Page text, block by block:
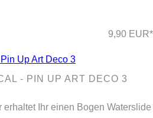
9,90 EUR*
- PIN UP ART DECO 3
erhaltet Ihr einen Bogen Waterslide